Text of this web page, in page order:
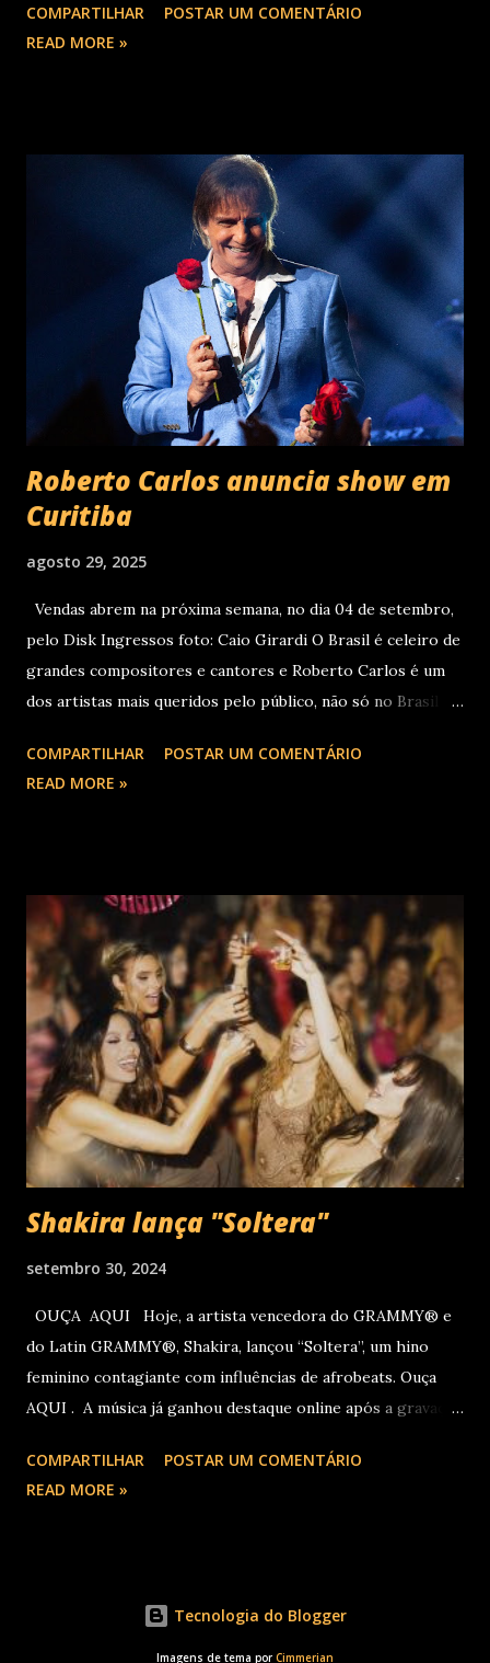
10 milhões de seguidores nas redes sociais, além de figurar
entre os nomes da prestigiada lista Forbes Under 30 de
milhões de plays em menos de 24 horas após o
lançamento. Com uma estética mais madura, o álbum marca
um novo capítulo na carreira do artista e, agora, ganha os
palcos por meio da EVOM Tour, que fez sua estreia
recentemente em São Paulo. Com realização da 30e ,
Supernova Ent e Prime , a escala em Curitiba aco...
COMPARTILHAR
POSTAR UM COMENTÁRIO
READ MORE »
Roberto Carlos anuncia show em
Curitiba
agosto 29, 2025
Vendas abrem na próxima semana, no dia 04 de setembro,
pelo Disk Ingressos foto: Caio Girardi O Brasil é celeiro de
grandes compositores e cantores e Roberto Carlos é um
dos artistas mais queridos pelo público, não só no Brasil
lançados em seu país tem sua carreira pautada em
lançamentos simultâneos em português e espanhol desde a
feira), quando Roberto Carlos se apresentará em Curitiba
– PR , na Teatro Positivo (Rua Prof. Pedro Viriato Parigot
de Souza, 5300 - Campo Comprido, Curitiba - PR). Abertura
das vendas on-line e físicas no dia 04 de setembro ao meio
dia. A produção e realização são da Cult! Produções, RW7
Production& Entertainment e RC Produções. Roberto
Carlos começou o ano de 2025 se apresentando n...
COMPARTILHAR
POSTAR UM COMENTÁRIO
READ MORE »
Shakira lança "Soltera"
setembro 30, 2024
OUÇA AQUI Hoje, a artista vencedora do GRAMMY® e
do Latin GRAMMY®, Shakira, lançou “Soltera”, um hino
feminino contagiante com influências de afrobeats. Ouça
AQUI . A música já ganhou destaque online após a gravação
Harlow, Anitta, Danna e Lele Pons. O vídeo será lançado em
breve. Este novo single chega logo após Shakira receber
Música Eletrônica Latina por “Bzrp Music Sessions, Vol. 53
(Tiësto Remix).” Em novembro, Shakira inicia a sua turnê
COMPARTILHAR
POSTAR UM COMENTÁRIO
READ MORE »
Tecnologia do Blogger
Imagens de tema por Cimmerian